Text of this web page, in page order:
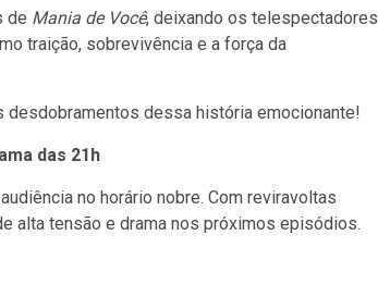
de Mania de Você, deixando os telespectadores
traição, sobrevivência e a força da
desdobramentos dessa história emocionante!
das 21h
no horário nobre. Com reviravoltas
alta tensão e drama nos próximos episódios.